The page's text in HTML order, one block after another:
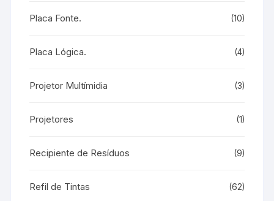
Placa Fonte. (10)
Placa Lógica. (4)
Projetor Multímidia (3)
Projetores (1)
Recipiente de Resíduos (9)
Refil de Tintas (62)